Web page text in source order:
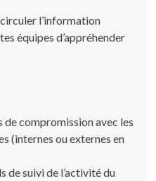
l’information
équipes d’appréhender
compromission avec les
(internes ou externes en
de suivi de l’activité du